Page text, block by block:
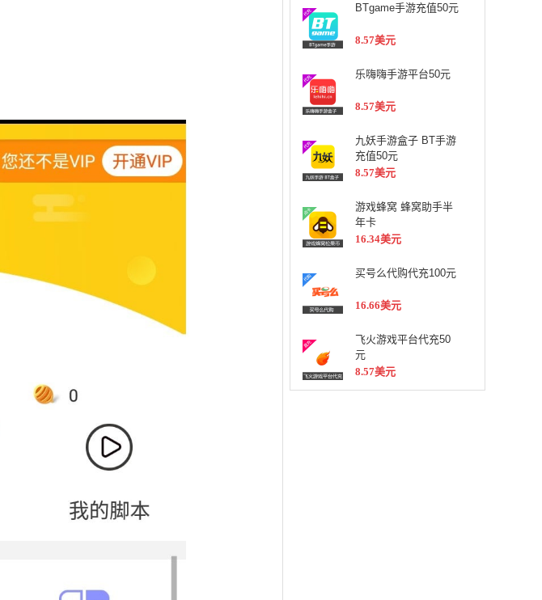
BTgame手游充值50元
8.57美元
乐嗨嗨手游平台50元
8.57美元
九妖手游盒子 BT手游
充值50元
8.57美元
游戏蜂窝 蜂窝助手半
年卡
16.34美元
买号么代购代充100元
16.66美元
飞火游戏平台代充50
元
8.57美元